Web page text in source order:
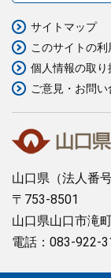
山口県 （法人番
〒753-8501
山口県山口市滝
電話：083-922-
サイトマップ
このサイトの
個人情報の取り
ご意見・お問い